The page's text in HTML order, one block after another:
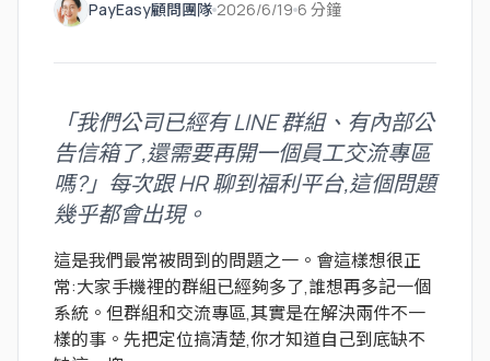
PayEasy顧問團隊 2026/6/19 6 分鐘
「我們公司已經有 LINE 群組、有內部公
告信箱了,還需要再開一個員工交流專區
嗎?」每次跟 HR 聊到福利平台,這個問題
幾乎都會出現。
這是我們最常被問到的問題之一。會這樣想很正
常:大家手機裡的群組已經夠多了,誰想再多記一個
系統。但群組和交流專區,其實是在解決兩件不一
樣的事。先把定位搞清楚,你才知道自己到底缺不